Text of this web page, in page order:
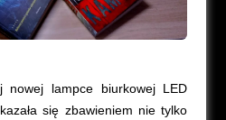
nowej lampce biurkowej LED
się zbawieniem nie tylko